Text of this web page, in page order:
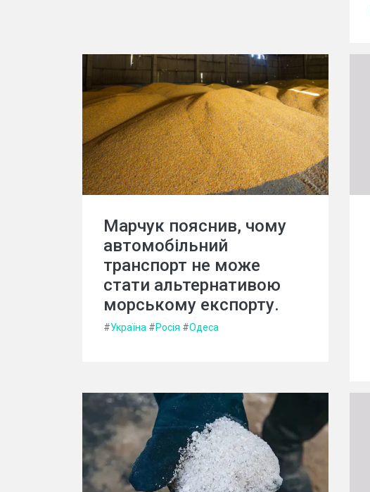
Марчук пояснив, чому
автомобільний
транспорт не може
стати альтернативою
морському експорту.
#Україна #Росія #Одеса